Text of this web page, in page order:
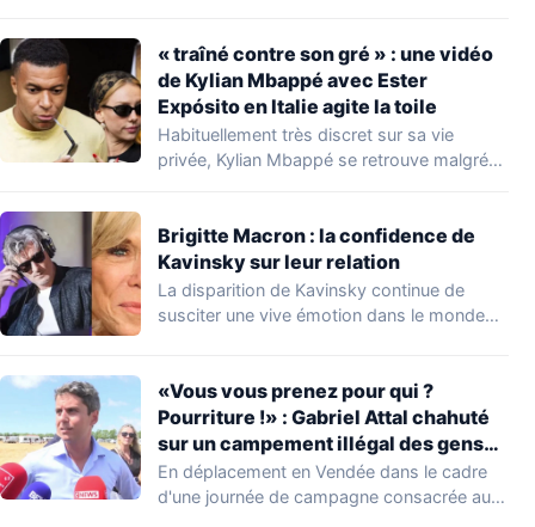
« traîné contre son gré » : une vidéo
de Kylian Mbappé avec Ester
Expósito en Italie agite la toile
Habituellement très discret sur sa vie
privée, Kylian Mbappé se retrouve malgré
Brigitte Macron : la confidence de
Kavinsky sur leur relation
La disparition de Kavinsky continue de
susciter une vive émotion dans le monde
«Vous vous prenez pour qui ?
Pourriture !» : Gabriel Attal chahuté
sur un campement illégal des gens
du voyage
En déplacement en Vendée dans le cadre
d'une journée de campagne consacrée aux